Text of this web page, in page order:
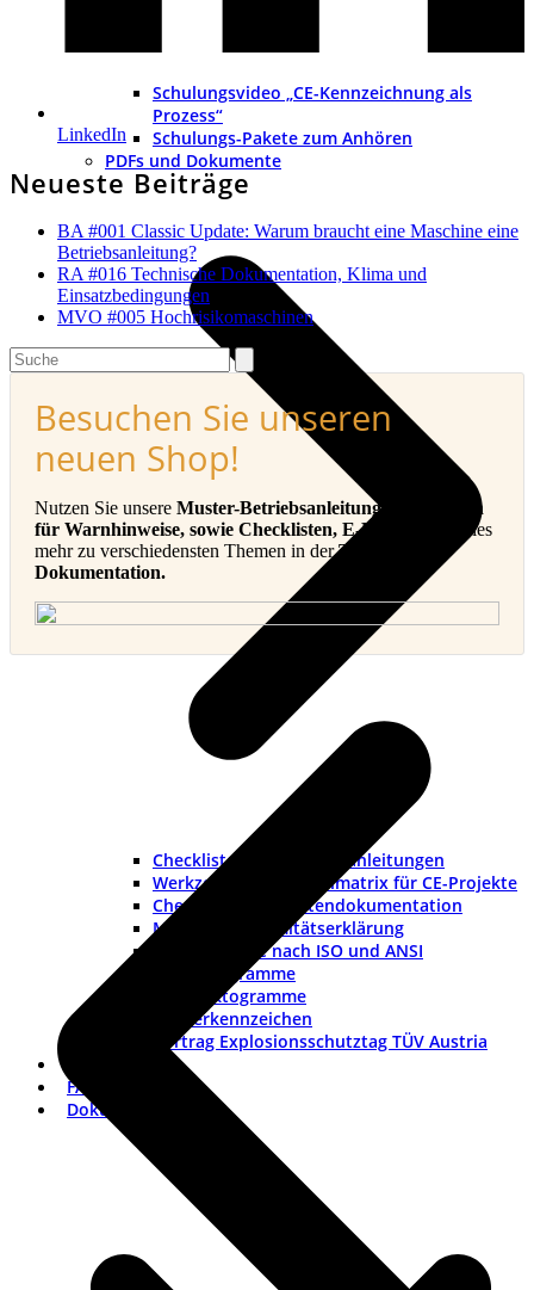
Schulungsvideo „CE-Kennzeichnung als
Prozess“
Schulungs-Pakete zum Anhören
PDFs und Dokumente
Checklisten und Musteranleitungen
Werkzeuge und Rollenmatrix für CE-Projekte
Checkliste Lieferantendokumentation
Muster-Konformitätserklärung
Warnhinweise nach ISO und ANSI
ISO-Piktogramme
ANSI-Piktogramme
Länderkennzeichen
Vortrag Explosionsschutztag TÜV Austria
FAQ
Dokumentation
LinkedIn
Neueste Beiträge
BA #001 Classic Update: Warum braucht eine Maschine eine
Betriebsanleitung?
RA #016 Technische Dokumentation, Klima und
Einsatzbedingungen
MVO #005 Hochrisikomaschinen
Search
Besuchen Sie unseren
neuen Shop!
Nutzen Sie unsere Muster-Betriebsanleitungen, Vorlagen
für Warnhinweise, sowie Checklisten, E-Books
und vieles
mehr zu verschiedensten Themen in derTechnischen
Dokumentation.